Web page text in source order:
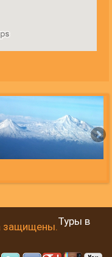
защищены.Туры в